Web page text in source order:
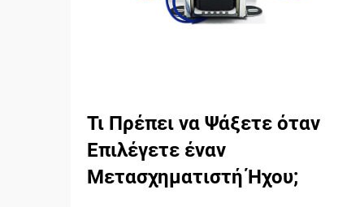
Τι Πρέπει να Ψάξετε όταν
Επιλέγετε έναν
Μετασχηματιστή Ήχου;